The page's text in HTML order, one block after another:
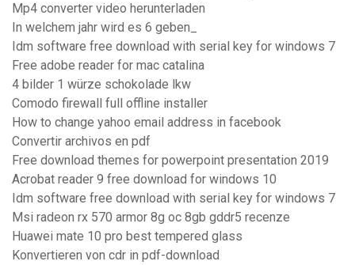
Mp4 converter video herunterladen
In welchem ​​jahr wird es 6 geben_
Idm software free download with serial key for windows 7
Free adobe reader for mac catalina
4 bilder 1 würze schokolade lkw
Comodo firewall full offline installer
How to change yahoo email address in facebook
Convertir archivos en pdf
Free download themes for powerpoint presentation 2019
Acrobat reader 9 free download for windows 10
Idm software free download with serial key for windows 7
Msi radeon rx 570 armor 8g oc 8gb gddr5 recenze
Huawei mate 10 pro best tempered glass
Konvertieren von cdr in pdf-download